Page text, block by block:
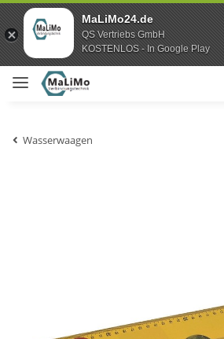
MaLiMo24.de
QS Vertriebs GmbH
KOSTENLOS - In Google Play
Wasserwaagen